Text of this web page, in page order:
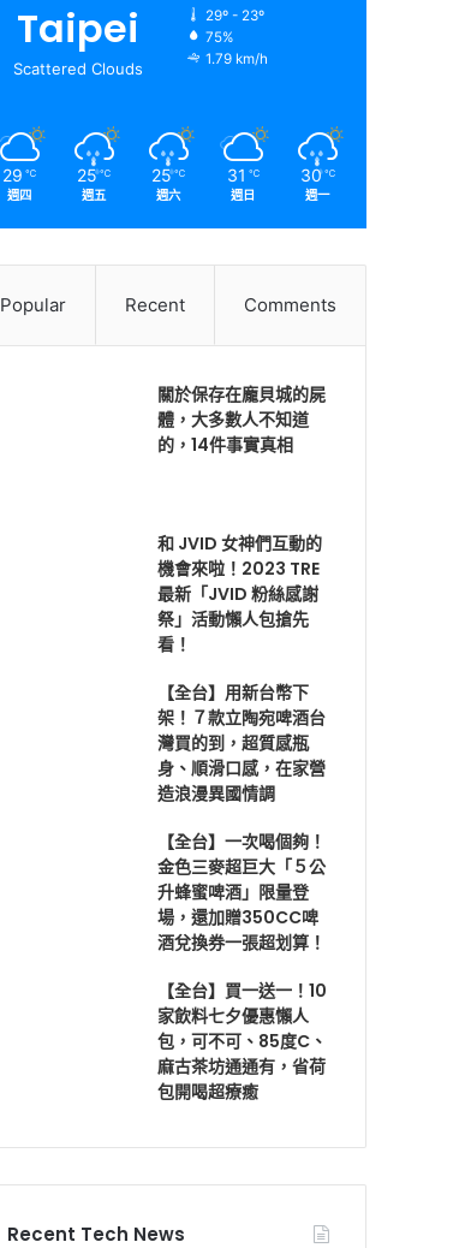
Taipei
Scattered Clouds
29º - 23º
75%
1.79 km/h
29 ℃
週四
25 ℃
週五
25 ℃
週六
31 ℃
週日
30 ℃
週一
Popular Recent Comments
關於保存在龐貝城的屍
體，大多數人不知道
的，14件事實真相
和 JVID 女神們互動的
機會來啦！2023 TRE
最新「JVID 粉絲感謝
祭」活動懶人包搶先
看！
【全台】用新台幣下
架！７款立陶宛啤酒台
灣買的到，超質感瓶
身、順滑口感，在家營
造浪漫異國情調
【全台】一次喝個夠！
金色三麥超巨大「５公
升蜂蜜啤酒」限量登
場，還加贈350CC啤
酒兌換券一張超划算！
【全台】買一送一！10
家飲料七夕優惠懶人
包，可不可、85度C、
麻古茶坊通通有，省荷
包開喝超療癒
Recent Tech News